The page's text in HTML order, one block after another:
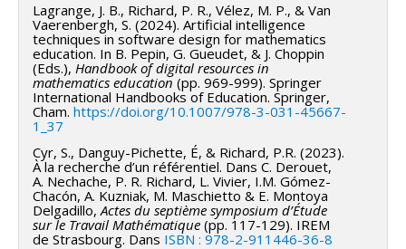
Lagrange, J. B., Richard, P. R., Vélez, M. P., & Van
Vaerenbergh, S. (2024). Artificial intelligence
techniques in software design for mathematics
education. In B. Pepin, G. Gueudet, & J. Choppin
(Eds.), Handbook of digital resources in
mathematics education (pp. 969-999). Springer
International Handbooks of Education. Springer,
Cham. https://doi.org/10.1007/978-3-031-45667-
1_37
Cyr, S., Danguy-Pichette, É, & Richard, P.R. (2023).
À la recherche d’un référentiel. Dans C. Derouet,
A. Nechache, P. R. Richard, L. Vivier, I.M. Gómez-
Chacón, A. Kuzniak, M. Maschietto & E. Montoya
Delgadillo, Actes du septième symposium d’Étude
sur le Travail Mathématique (pp. 117-129). IREM
de Strasbourg. Dans ISBN : 978-2-911446-36-8